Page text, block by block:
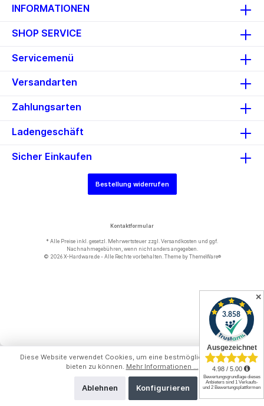
INFORMATIONEN
SHOP SERVICE
Servicemenü
Versandarten
Zahlungsarten
Ladengeschäft
Sicher Einkaufen
Bestellung widerrufen
Kontaktformular
* Alle Preise inkl. gesetzl. Mehrwertsteuer zzgl. Versandkosten und ggf.
Nachnahmegebühren, wenn nicht anders angegeben.
© 2026 X-Hardware.de - Alle Rechte vorbehalten. Theme byThemeWare®
Diese Website verwendet Cookies, um eine bestmögliche Erfahrung
bieten zu können. Mehr Informationen ...
Ablehnen Konfigurieren
✕